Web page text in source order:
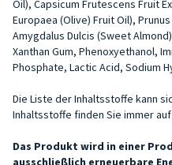
Oil), Capsicum Frutescens Fruit
Europaea (Olive) Fru­it Oil),
Amygdalus Dul­cis (Sweet
Xanthan Gum, Phenoxyethanol,
Phospha­te, Lactic Acid, Sodium
Die Liste der Inhaltsstoffe kann
Inhaltsstoffe finden Sie immer
Das Produkt wird in einer
ausschließlich erneuerbare